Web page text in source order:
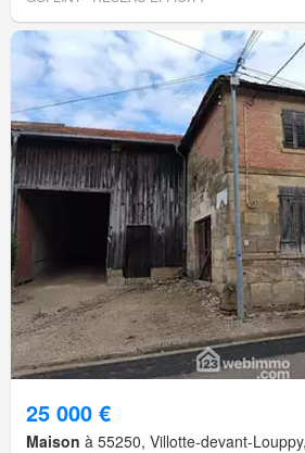
25 000 €
Maison à 55250, Villotte-devant-